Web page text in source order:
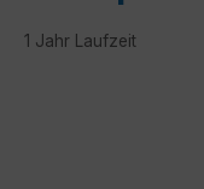
1 Jahr Laufzeit